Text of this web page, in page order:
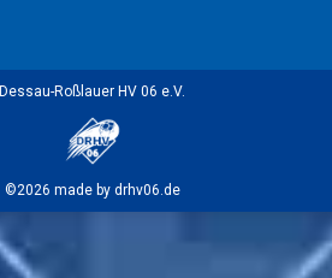
Dessau-Roßlauer HV 06 e.V.
©2026 made by drhv06.de